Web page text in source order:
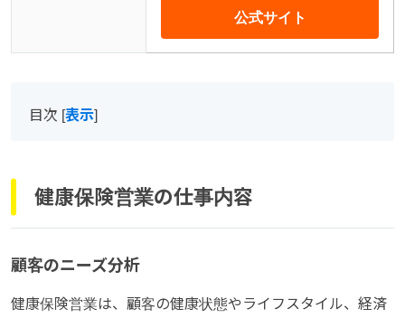
公式サイト
目次 [表示]
健康保険営業の仕事内容
顧客のニーズ分析
健康保険営業は、顧客の健康状態やライフスタイル、経済